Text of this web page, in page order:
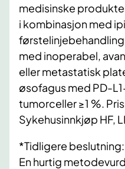
medisinske
i kombinasjon med
med inoperabel,
eller metastatisk
øsofagus med PD-
tumorceller ≥1 %.
Sykehusinnkjøp HF,
*Tidligere beslutning:
En hurtig